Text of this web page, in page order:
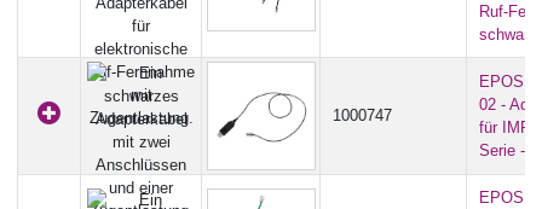
Ruf-
schwarz
1000747
EPOS
02 -
für
Serie -
EPOS